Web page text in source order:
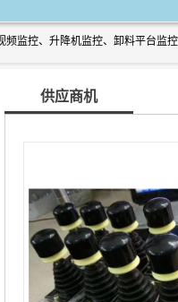
供应商机